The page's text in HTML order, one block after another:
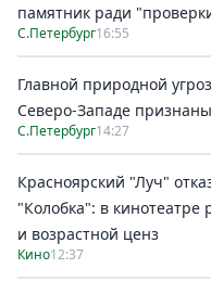
памятник ради
С.Петербург16:55
Главной природной
Северо-Западе
С.Петербург14:27
Красноярский "Луч"
"Колобка": в кинотеатре
и возрастной ценз
Кино12:37